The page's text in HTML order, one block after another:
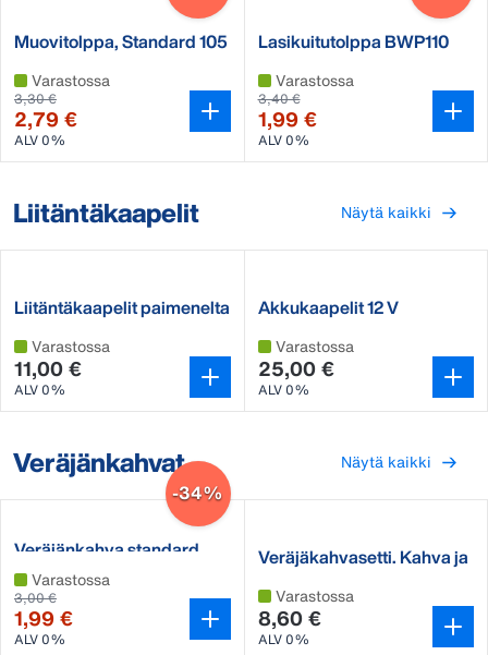
Muovitolppa, Standard 105
Varastossa
3,30 €
2,79 €
ALV 0%
Lasikuitutolppa BWP110
Varastossa
3,40 €
1,99 €
ALV 0%
Liitäntäkaapelit Näytä kaikki
Liitäntäkaapelit paimenelta
Varastossa
11,00 €
ALV 0%
Akkukaapelit 12 V
Varastossa
25,00 €
ALV 0%
Veräjänkahvat Näytä kaikki
-34%
Veräjänkahva standard
Varastossa
3,00 €
1,99 €
ALV 0%
Veräjäkahvasetti. Kahva ja
Varastossa
8,60 €
ALV 0%